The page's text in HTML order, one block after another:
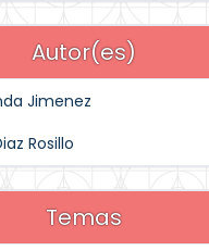
Autor(es)
Jimenez
Rosillo
Temas